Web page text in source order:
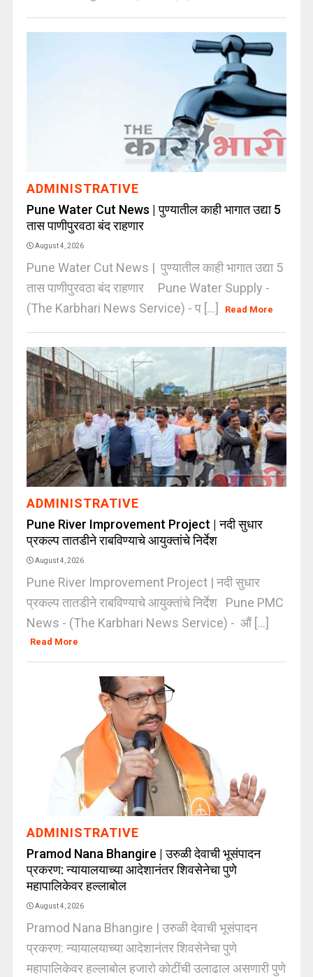
ADMINISTRATIVE
Pune Water Cut News | पुण्यातील काही भागात उद्या 5
तास पाणीपुरवठा बंद राहणार
August 4, 2026
Pune Water Cut News | पुण्यातील काही भागात उद्या 5
तास पाणीपुरवठा बंद राहणार Pune Water Supply -
(The Karbhari News Service) - प [...]
Read More
ADMINISTRATIVE
Pune River Improvement Project | नदी सुधार
प्रकल्प तातडीने राबविण्याचे आयुक्तांचे निर्देश
August 4, 2026
Pune River Improvement Project | नदी सुधार
प्रकल्प तातडीने राबविण्याचे आयुक्तांचे निर्देश Pune PMC
News - (The Karbhari News Service) - औं [...]
Read More
ADMINISTRATIVE
Pramod Nana Bhangire | उरुळी देवाची भूसंपादन
प्रकरण: न्यायालयाच्या आदेशानंतर शिवसेनेचा पुणे
महापालिकेवर हल्लाबोल
August 4, 2026
Pramod Nana Bhangire | उरुळी देवाची भूसंपादन
प्रकरण: न्यायालयाच्या आदेशानंतर शिवसेनेचा पुणे
महापालिकेवर हल्लाबोल हजारो कोटींची उलाढाल असणारी पुणे